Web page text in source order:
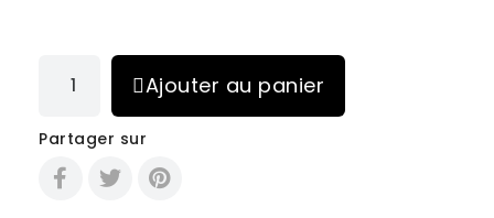
Ajouter au panier
Partager sur